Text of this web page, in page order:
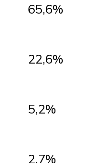
65,6%
22,6%
5,2%
2,7%